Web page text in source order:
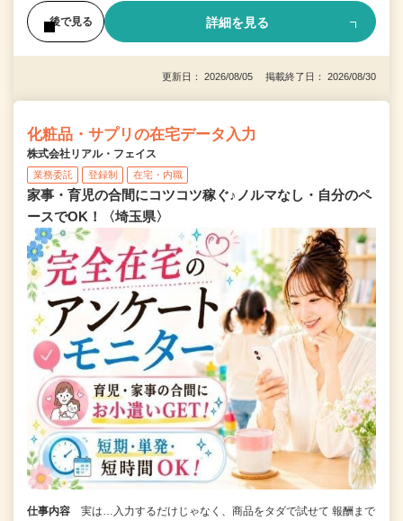
後で見る 詳細を見る
更新日： 2026/08/05 掲載終了日： 2026/08/30
化粧品・サプリの在宅データ入力
株式会社リアル・フェイス
業務委託 登録制 在宅・内職
家事・育児の合間にコツコツ稼ぐ♪ノルマなし・自分のペ
ースでOK！〈埼玉県〉
仕事内容
実は…入力するだけじゃなく、商品をタダで試せて 報酬まで